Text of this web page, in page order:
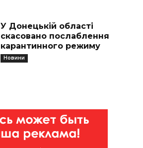
У Донецькій області
скасовано послаблення
карантинного режиму
Новини